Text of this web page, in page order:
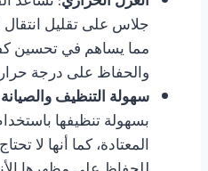
جلاس على تقليل
مما يساهم في تحسين
والحفاظ على درجة
سهولة التنظيف والصيانة
بسهولة تنظيفها
المعتادة، كما أنها لا